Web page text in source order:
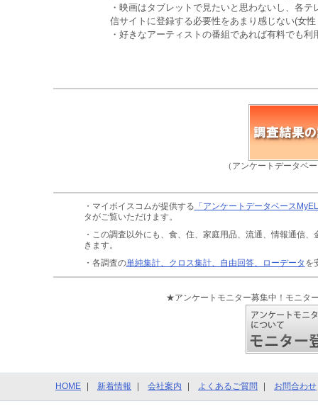
・映画はタブレットで見たいと思わないし、各
信サイトに登録する必要性をあまり感じない(女
・好きなアーティストの番組であれば有料でも
（アンケートデータベ
・マイボイスコムが提供する 「アンケートデータベース
タがご覧いただけます。
・この調査以外にも、食、住、家庭用品、流通、情報通信、
きます。
・各調査の単純集計、クロス集計、自由回答、ローデータ を
★アンケートモニター募集中！モニタ
HOME 新着情報 会社案内 よくあるご質問 お問合わせ